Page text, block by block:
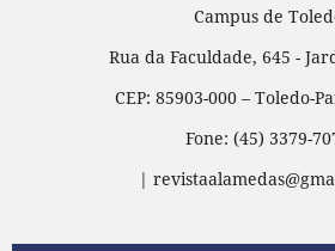
Campus de
Rua da Faculdade, 645 -
CEP: 85903-000 – Toledo-
Fone: (45) 3379-
|